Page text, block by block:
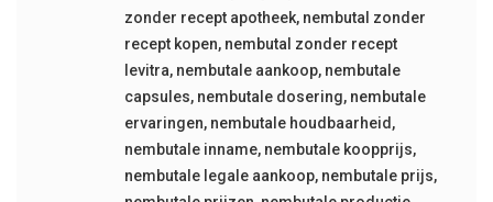
zonder recept apotheek, nembutal zonder
recept kopen, nembutal zonder recept
levitra, nembutale aankoop, nembutale
capsules, nembutale dosering, nembutale
ervaringen, nembutale houdbaarheid ,
nembutale inname, nembutale koopprijs,
nembutale legale aankoop, nembutale prijs,